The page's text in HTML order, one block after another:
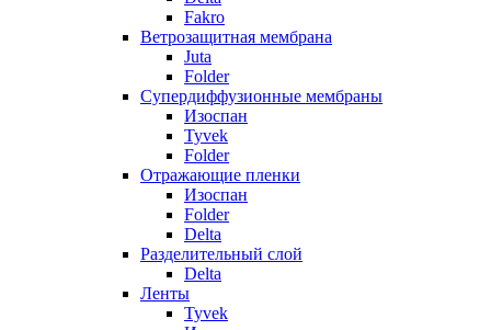
Fakro
Ветрозащитная мембрана
Juta
Folder
Супердиффузионные мембраны
Изоспан
Tyvek
Folder
Отражающие пленки
Изоспан
Folder
Delta
Разделительный слой
Delta
Ленты
Tyvek